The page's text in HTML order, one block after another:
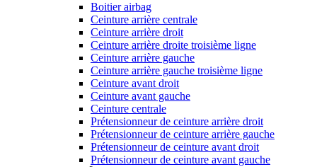
Boitier airbag
Ceinture arrière centrale
Ceinture arrière droit
Ceinture arrière droite troisième ligne
Ceinture arrière gauche
Ceinture arrière gauche troisième ligne
Ceinture avant droit
Ceinture avant gauche
Ceinture centrale
Prétensionneur de ceinture arrière droit
Prétensionneur de ceinture arrière gauche
Prétensionneur de ceinture avant droit
Prétensionneur de ceinture avant gauche